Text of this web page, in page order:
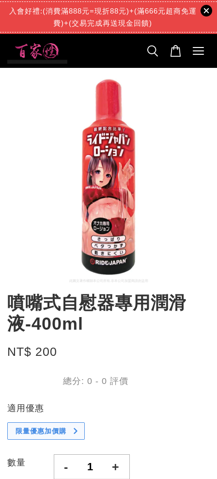
入會好禮:(消費滿888元=現折88元)+(滿666元超商免運
費)+(交易完成再送現金回饋)
噴嘴式自慰器專用潤滑
液-400ml
NT$ 200
總分: 0 - 0 評價
適用優惠
限量優惠加價購
數量 - +